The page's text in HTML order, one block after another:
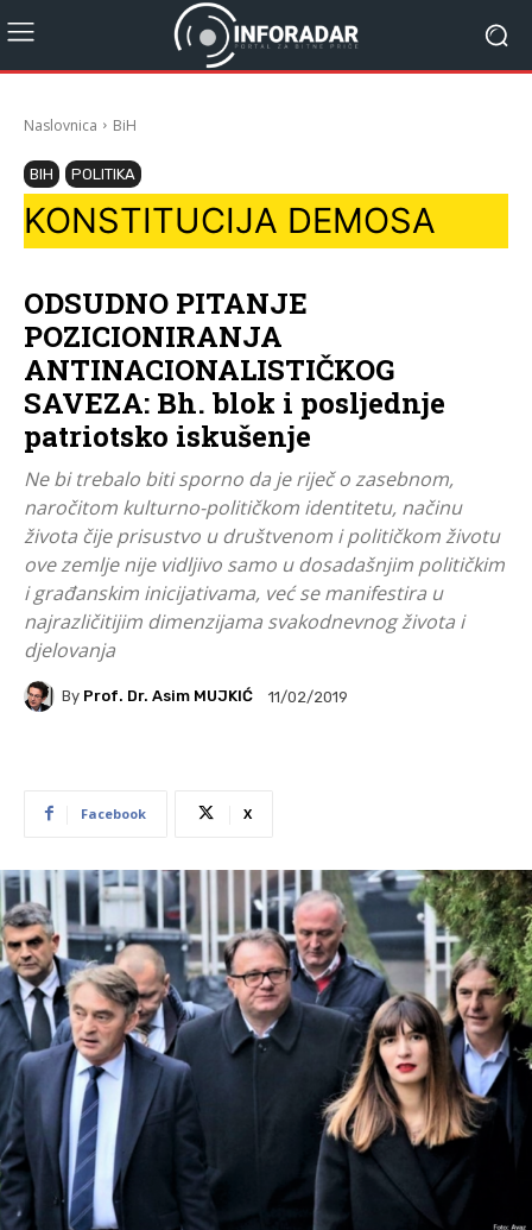
Naslovnica BiH
BIH POLITIKA
KONSTITUCIJA DEMOSA
ODSUDNO PITANJE
POZICIONIRANJA
ANTINACIONALISTIČKOG
SAVEZA: Bh. blok i posljednje
patriotsko iskušenje
Ne bi trebalo biti sporno da je riječ o zasebnom,
naročitom kulturno-političkom identitetu, načinu
života čije prisustvo u društvenom i političkom životu
ove zemlje nije vidljivo samo u dosadašnjim političkim
i građanskim inicijativama, već se manifestira u
najrazličitijim dimenzijama svakodnevnog života i
djelovanja
By Prof. Dr. Asim MUJKIĆ 11/02/2019
Facebook X